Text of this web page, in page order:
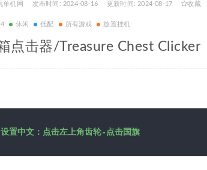
单机网 发布时间: 2024-08-16 更新时间: 2024-08-17 收藏
休闲 低配 所有游戏 放置挂机
点击器/Treasure Chest Clicker
设置中文：点击左上角齿轮-点击国旗